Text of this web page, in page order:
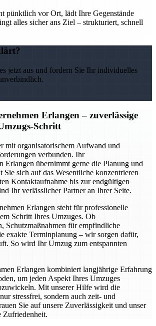
pünktlich vor Ort, lädt Ihre Gegenstände
alles sicher ans Ziel – strukturiert, schnell
jetzt aus und fordern Sie Ihr individuelles
Erlangen – zuverlässige
Schritt
mit organisatorischem Aufwand und
verbunden. Ihr
Erlangen übernimmt gerne die Planung und
sich auf das Wesentliche konzentrieren
Kontaktaufnahme bis zur endgültigen
Ihr verlässlicher Partner an Ihrer Seite.
Erlangen steht für professionelle
Schritt Ihres Umzuges. Ob
Schutzmaßnahmen für empfindliche
exakte Terminplanung – wir sorgen dafür,
So wird Ihr Umzug zum entspannten
Erlangen kombiniert langjährige Erfahrung
um jeden Aspekt Ihres Umzuges
Mit unserer Hilfe wird die
stressfrei, sondern auch zeit- und
Sie auf unsere Zuverlässigkeit und unser
Zufriedenheit.